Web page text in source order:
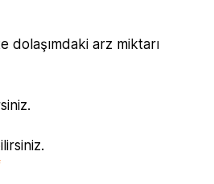
dolaşımdaki arz miktarı